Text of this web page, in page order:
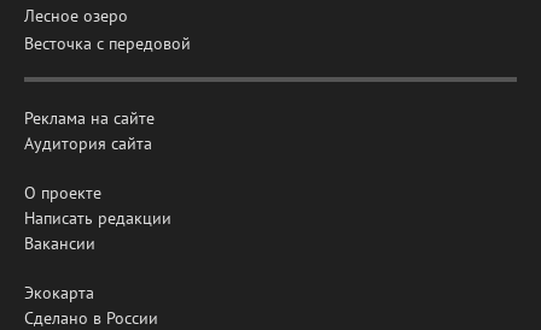
Лесное озеро
Весточка с передовой
Реклама на сайте
Аудитория сайта
О проекте
Написать редакции
Вакансии
Экокарта
Сделано в России